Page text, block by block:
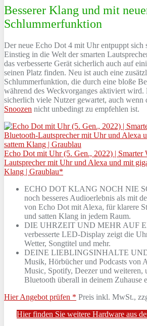
Besserer Klang und mit
Schlummerfunktion
Der neue Echo Dot 4 mit Uhr entpuppt sich
Einstieg in die Welt der smarten
das verbesserte Gerät sicherlich auch auf
seinen Platz finden. Neu ist auch eine
Schlummerfunktion, die durch eine bloße
während des Weckvorganges aktiviert wird.
sicherlich viele Nutzer gewartet, auch wenn
Snoozen nicht unbedingt zu empfehlen ist.
Echo Dot mit Uhr (5. Gen., 2022) |
Lautsprecher mit Uhr und Alexa und mit
Klang | Graublau*
ECHO DOT KLANG NOCH NIE
noch besseres Audioerlebnis als mit
von Echo Dot mit Alexa, für klarere
und satten Klang in jedem Raum.
DIE UHRZEIT UND MEHR AUF
verbesserte LED-Display zeigt die
Wetter, Songtitel und mehr.
DEINE LIEBLINGSINHALTE
Musik, Hörbücher und Podcasts von
Music, Spotify, Deezer und weiteren,
Bluetooth überall in deinem Zuhause
Hier Angebot prüfen * Preis inkl. MwSt.,
Hier finden Sie weitere Hardware aus